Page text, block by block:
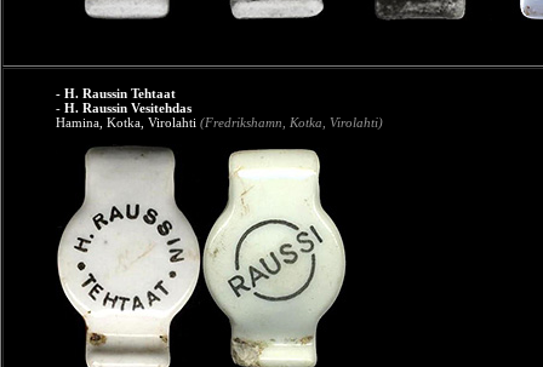
- H. Raussin Tehtaat
- H. Raussin Vesitehdas
Hamina, Kotka, Virolahti (Fredrikshamn, Kotka, Virolahti)